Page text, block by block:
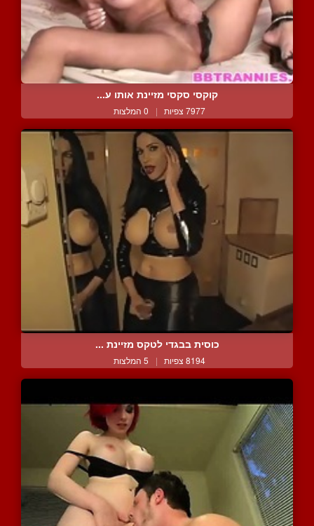
קוקסי סקסי מזיינת אותו ע...
7977 צפיות | 0 המלצות
כוסית בבגדי לטקס מזיינת ...
8194 צפיות | 5 המלצות